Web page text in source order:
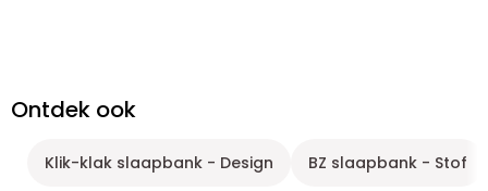
Ontdek ook
Klik-klak slaapbank - Design BZ slaapbank - Stof